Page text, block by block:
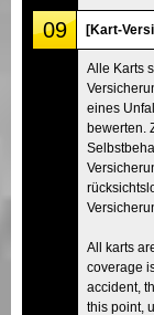
09 [Kart-
Alle Karts
eines
bewerten.
All karts
coverage
accident,
this point,